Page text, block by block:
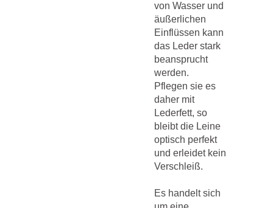
von Wasser und
äußerlichen
Einflüssen kann
das Leder stark
beansprucht
werden.
Pflegen sie es
daher mit
Lederfett, so
bleibt die Leine
optisch perfekt
und erleidet kein
Verschleiß.
Es handelt sich